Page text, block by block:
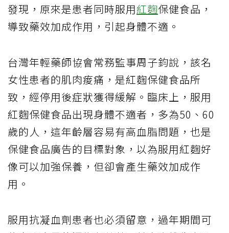
發現，原來是患者同時服用紅麴保健食品，
導致藥效加成作用，引起身體不適。
台灣年輕藥師協會常務監事周子鈞說，該名
女性患者的肌肉痠痛，是紅麴保健食品所
致，經停用後症狀獲得緩解。臨床上，服用
紅麴保健食品出現身體不適者，多為50、60
歲的人，這年齡層容易有高血脂問題，也是
保健食品廣告的目標對象，以為服用紅麴好
像可以加強保養，但卻會產生藥效加成作
用。
服用抗凝血劑患者也必須留意，過年期間可